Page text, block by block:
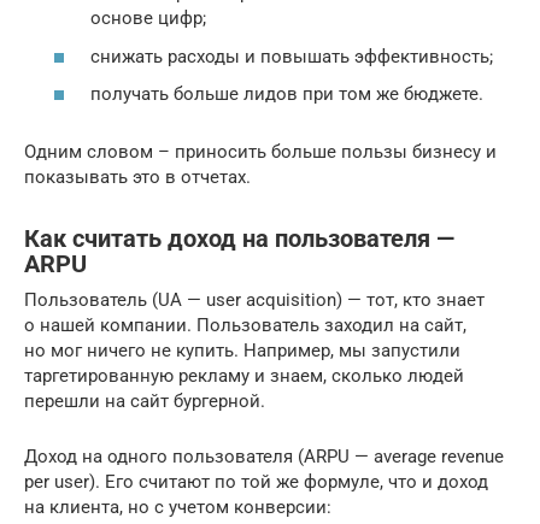
основе цифр;
снижать расходы и повышать эффективность;
получать больше лидов при том же бюджете.
Одним словом – приносить больше пользы бизнесу и
показывать это в отчетах.
Как считать доход на пользователя —
ARPU
Пользователь (UA — user acquisition) — тот, кто знает
о нашей компании. Пользователь заходил на сайт,
но мог ничего не купить. Например, мы запустили
таргетированную рекламу и знаем, сколько людей
перешли на сайт бургерной.
Доход на одного пользователя (ARPU — average revenue
per user). Его считают по той же формуле, что и доход
на клиента, но с учетом конверсии: